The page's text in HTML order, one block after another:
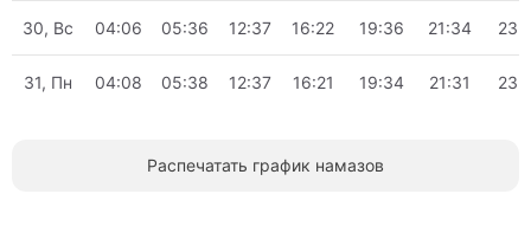
30, Вс 04:06 05:36 12:37 16:22 19:36 21:34
31, Пн 04:08 05:38 12:37 16:21 19:34 21:31
Распечатать график намазов